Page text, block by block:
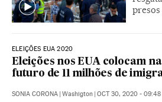
ELEIÇÕES EUA 2020
Eleições nos EUA colocam
futuro de 11 milhões de
SONIA CORONA | Washigton | OCT 30, 2020 - 09:48